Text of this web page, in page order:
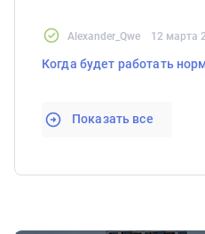
Alexander_Qwe 12 марта
Когда будет работать
Показать все